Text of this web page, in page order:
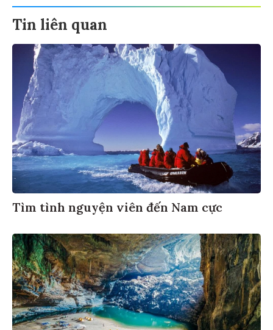
Tin liên quan
Tìm tình nguyện viên đến Nam cực